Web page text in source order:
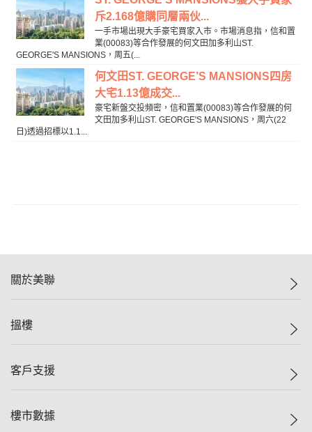
斥2.168億購同層兩伙...
一手市場出現大手豪宅買家入市。市場消息指，信和置
業(00083)等合作發展的何文田加多利山ST.
GEORGE'S MANSIONS，周五(...
何文田ST. GEORGE’S MANSIONS四房
大宅1.13億成交...
豪宅新盤交投頻密，信和置業(00083)等合作發展的何
文田加多利山ST. GEORGE'S MANSIONS，周六(22
日)透過招標以1.1...
關於美聯
美聯集團
人才招募
搵樓
一手新盤
減價
客戶支援
自助放盤
樓市數據